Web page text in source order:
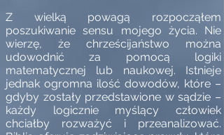
Z wielką powagą rozpocząłem
poszukiwanie sensu mojego życia. Nie
wierzę, że chrześcijaństwo można
udowodnić za pomocą logiki
matematycznej lub naukowej. Istnieje
jednak ogromna ilość dowodów, które –
gdyby zostały przedstawione w sądzie –
każdy logicznie myślący człowiek
chciałby rozważyć i przeanalizować.